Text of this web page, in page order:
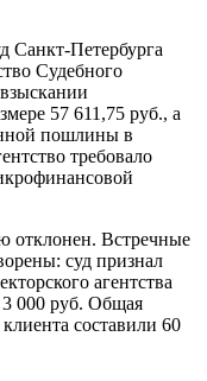
Санкт-Петербурга
Судебного
57 611,75 руб., а
пошлины в
требовало
отклонен. Встречные
суд признал
агентства
3 000 руб. Общая
составили 60